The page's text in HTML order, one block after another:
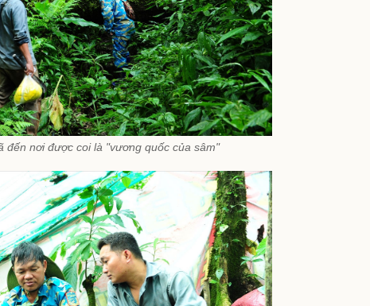
đến nơi được coi là "vương quốc của sâm"